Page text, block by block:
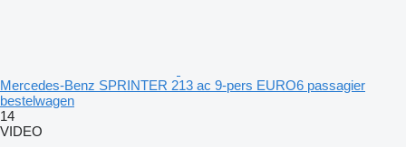
Mercedes-Benz SPRINTER 213 ac 9-pers EURO6 passagier
bestelwagen
14
VIDEO